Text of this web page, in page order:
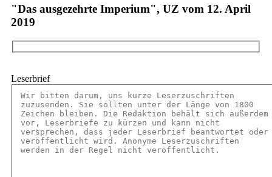
"Das ausgezehrte Imperium", UZ vom 12. April
2019
Leserbrief